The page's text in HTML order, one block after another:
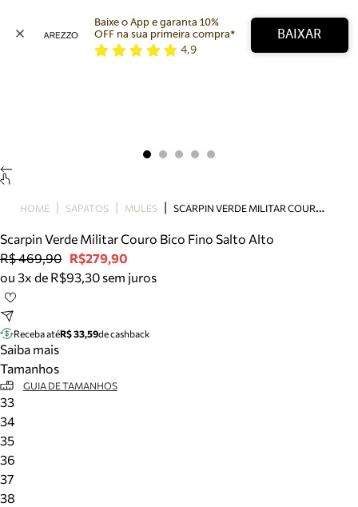
Bolsa
Tamanco
Tênis
Mule
Tire dúvidas sobre pedidos, devoluções e mais.
Meus pedidos
Acompanhe seus pedidos e solicite devoluções.
Baixe o App e garanta 10%
OFF na sua primeira compra*
4,9
BAIXAR
HOME SAPATOS MULES S
CARPIN VERDE MILITAR COURO BICO FINO SALTO ALTO
Scarpin Verde Militar Couro Bico Fino Salto Alto
R$ 469,90 R$279,90
ou 3x de R$93,30 sem juros
Receba atéR$ 33,59de cashback
Saiba mais
Tamanhos
GUIA DE TAMANHOS
33
34
35
36
37
38